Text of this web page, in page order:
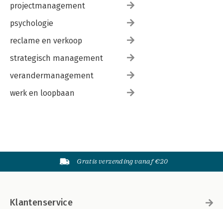
projectmanagement
psychologie
reclame en verkoop
strategisch management
verandermanagement
werk en loopbaan
Gratis verzending vanaf €20
Klantenservice